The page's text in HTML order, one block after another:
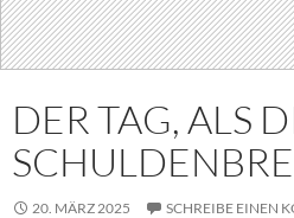
DER TAG, ALS
20. MÄRZ 2025 SCHREIBE EINEN